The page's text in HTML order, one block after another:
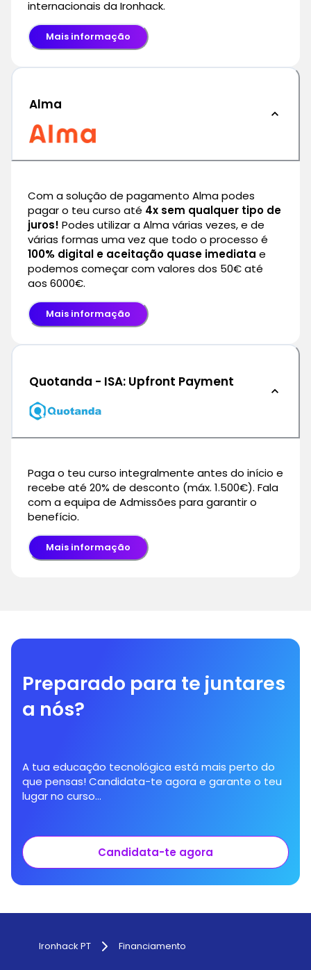
internacionais da Ironhack.
Mais informação
Alma
Com a solução de pagamento Alma podes
pagar o teu curso até 4x sem qualquer tipo de
juros! Podes utilizar a Alma várias vezes, e de
várias formas uma vez que todo o processo é
100% digital e aceitação quase imediata e
podemos começar com valores dos 50€ até
aos 6000€.
Mais informação
Quotanda - ISA: Upfront Payment
Paga o teu curso integralmente antes do início e
recebe até 20% de desconto (máx. 1.500€). Fala
com a equipa de Admissões para garantir o
benefício.
Mais informação
Preparado para te juntares
a nós?
A tua educação tecnológica está mais perto do
que pensas! Candidata-te agora e garante o teu
lugar no curso...
Candidata-te agora
Ironhack PT Financiamento